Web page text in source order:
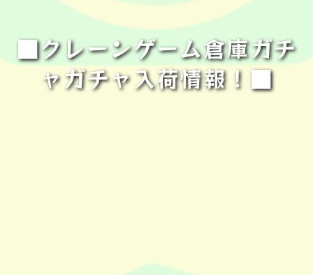
■クレーンゲーム倉庫ガチ
ャガチャ入荷情報！■